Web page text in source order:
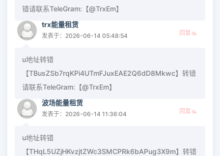
错请联系TeleGram:【@TrxEm】
trx能量租赁
发表于：2026-06-14 05:48:54 回复
u地址转错
【TBusZSb7rqKPi4UTmFJuxEAE2Q6dD8Mkwc】转错
请联系TeleGram:【@TrxEm】
波场能量租赁
发表于：2026-06-14 11:36:04 回复
u地址转错
【THqL5UZjHKvzjtZWc3SMCPRk6bAPug3X9m】转错